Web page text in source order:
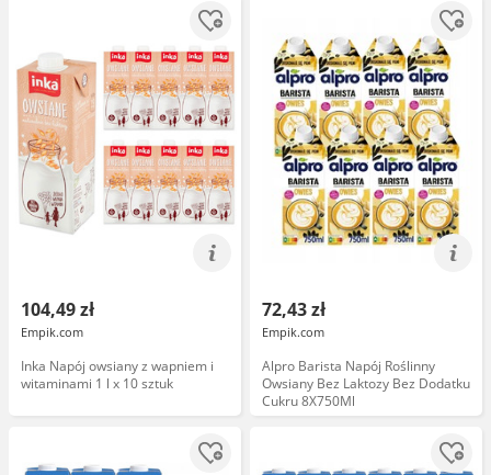
104,49 zł
Empik.com
Inka Napój owsiany z wapniem i
witaminami 1 l x 10 sztuk
72,43 zł
Empik.com
Alpro Barista Napój Roślinny
Owsiany Bez Laktozy Bez Dodatku
Cukru 8X750Ml